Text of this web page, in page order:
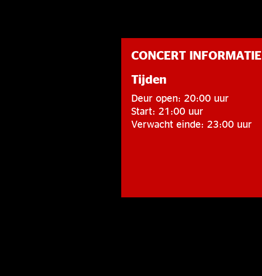
CONCERT INFORMATIE
Tijden
Deur open: 20:00 uur
Start: 21:00 uur
Verwacht einde: 23:00 uur